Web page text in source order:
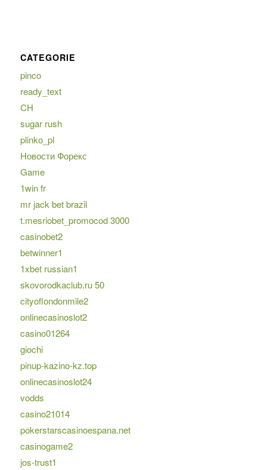
CATEGORIE
pinco
ready_text
CH
sugar rush
plinko_pl
Новости Форекс
Game
1win fr
mr jack bet brazil
t.mesriobet_promocod 3000
casinobet2
betwinner1
1xbet russian1
skovorodkaclub.ru 50
cityoflondonmile2
onlinecasinoslot2
casino01264
giochi
pinup-kazino-kz.top
onlinecasinoslot24
vodds
casino21014
pokerstarscasinoespana.net
casinogame2
jos-trust1